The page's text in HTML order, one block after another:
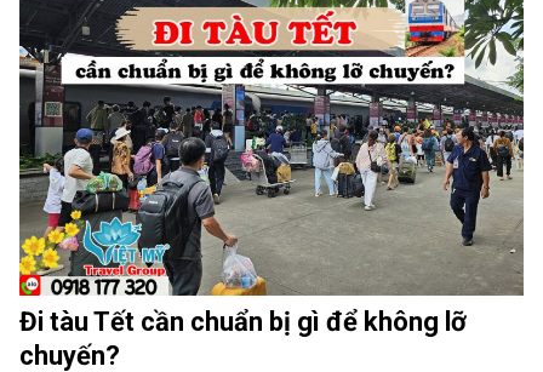
Đi tàu Tết cần chuẩn bị gì để không lỡ
chuyến?